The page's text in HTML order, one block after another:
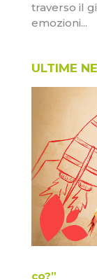
traverso il
emozioni...
ULTIME
co?”